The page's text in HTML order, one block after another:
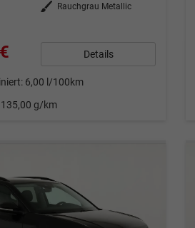
Außenfarbe
Rauchgrau Metallic
Details
6,00 l/100km
135,00 g/km